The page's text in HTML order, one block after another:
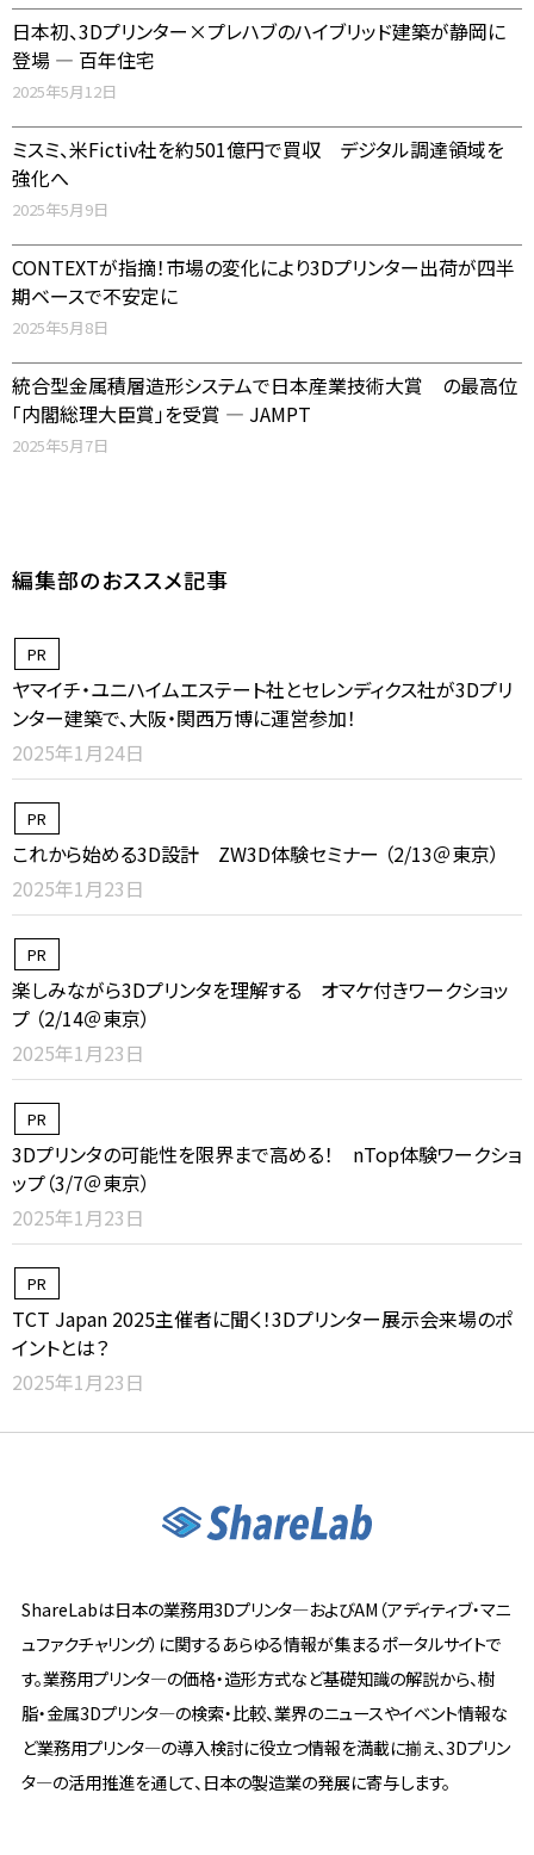
日本初、3Dプリンター×プレハブのハイブリッド建築が静岡に
登場 ― 百年住宅
2025年5月12日
ミスミ、米Fictiv社を約501億円で買収 デジタル調達領域を
強化へ
2025年5月9日
CONTEXTが指摘！市場の変化により3Dプリンター出荷が四半
期ベースで不安定に
2025年5月8日
統合型金属積層造形システムで日本産業技術大賞 の最高位
「内閣総理大臣賞」を受賞 ― JAMPT
2025年5月7日
編集部のおススメ記事
PR
ヤマイチ・ユニハイムエステート社とセレンディクス社が3Dプリ
ンター建築で、大阪・関西万博に運営参加！
2025年1月24日
PR
これから始める3D設計 ZW3D体験セミナー （2/13＠東京）
2025年1月23日
PR
楽しみながら3Dプリンタを理解する オマケ付きワークショッ
プ （2/14＠東京）
2025年1月23日
PR
3Dプリンタの可能性を限界まで高める！ nTop体験ワークショ
ップ（3/7＠東京）
2025年1月23日
PR
TCT Japan 2025主催者に聞く！3Dプリンター展示会来場のポ
イントとは？
2025年1月23日
ShareLabは日本の業務用3Dプリンタ―およびAM（アディティブ・マニ
ュファクチャリング）に関するあらゆる情報が集まるポータルサイトで
す。業務用プリンタ―の価格・造形方式など基礎知識の解説から、樹
脂・金属3Dプリンタ―の検索・比較、業界のニュースやイベント情報な
ど業務用プリンタ―の導入検討に役立つ情報を満載に揃え、3Dプリン
タ―の活用推進を通して、日本の製造業の発展に寄与します。